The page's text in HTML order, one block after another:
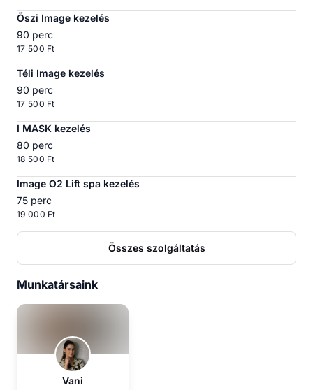
Őszi Image kezelés
90 perc
17 500 Ft
Téli Image kezelés
90 perc
17 500 Ft
I MASK kezelés
80 perc
18 500 Ft
Image O2 Lift spa kezelés
75 perc
19 000 Ft
Összes szolgáltatás
Munkatársaink
Vani